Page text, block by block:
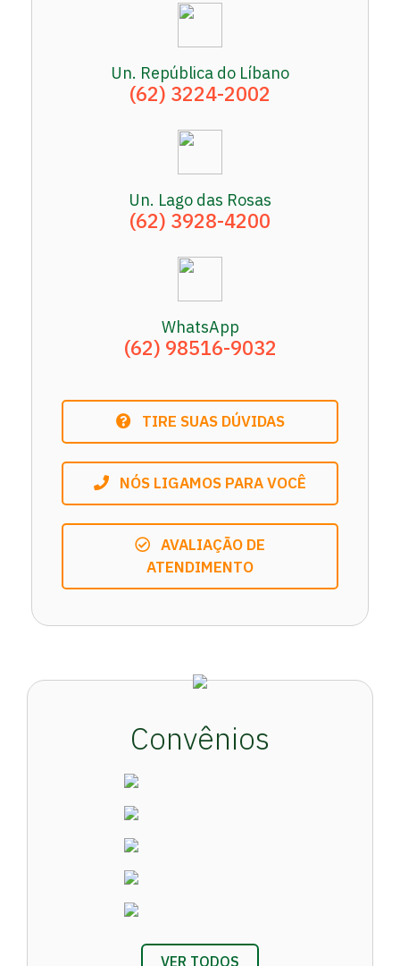
Un. República do Líbano
(62) 3224-2002
Un. Lago das Rosas
(62) 3928-4200
WhatsApp
(62) 98516-9032
TIRE SUAS DÚVIDAS
NÓS LIGAMOS PARA VOCÊ
AVALIAÇÃO DE
ATENDIMENTO
Convênios
VER TODOS